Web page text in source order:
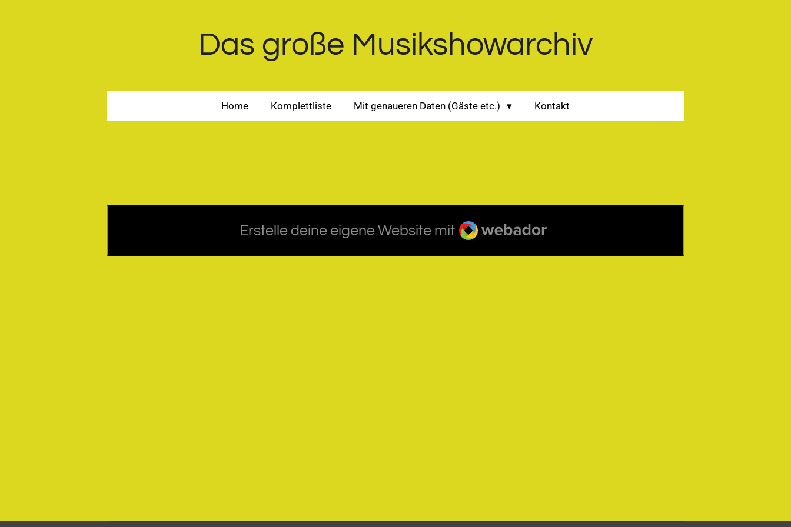
Das große Musikshowarchiv
Home Komplettliste Mit genaueren Daten (Gäste etc.) Kontakt
Erstelle deine eigene Website mit Webador